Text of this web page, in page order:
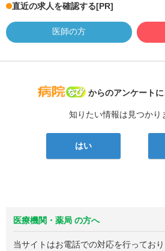
直近の求人を確認する[PR]
医師の方
病院なび
からのアンケートに
知りたい情報は見つかり
はい
医療機関・薬局 の方へ
当サイトはお電話での対応を行っており